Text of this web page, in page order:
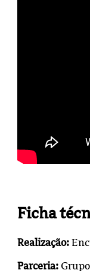
Ficha
Realização:
Parceria:Grupo